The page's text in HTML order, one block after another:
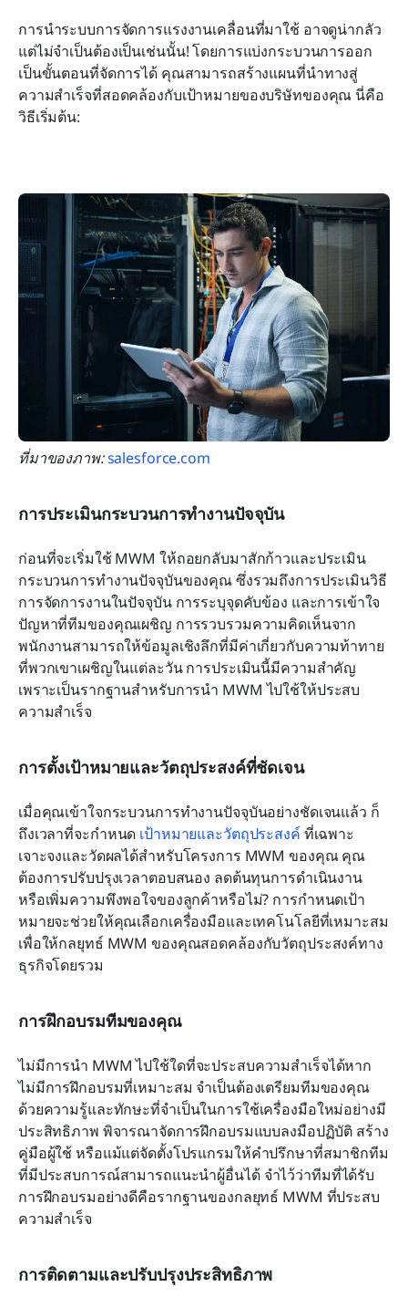
การนำระบบการจัดการแรงงานเคลื่อนที่มาใช้ อาจดูน่ากลัว
แต่ไม่จำเป็นต้องเป็นเช่นนั้น! โดยการแบ่งกระบวนการออก
เป็นขั้นตอนที่จัดการได้ คุณสามารถสร้างแผนที่นำทางสู่
ความสำเร็จที่สอดคล้องกับเป้าหมายของบริษัทของคุณ นี่คือ
วิธีเริ่มต้น:
ที่มาของภาพ: salesforce.com
การประเมินกระบวนการทำงานปัจจุบัน
ก่อนที่จะเริ่มใช้ MWM ให้ถอยกลับมาสักก้าวและประเมิน
กระบวนการทำงานปัจจุบันของคุณ ซึ่งรวมถึงการประเมินวิธี
การจัดการงานในปัจจุบัน การระบุจุดคับข้อง และการเข้าใจ
ปัญหาที่ทีมของคุณเผชิญ การรวบรวมความคิดเห็นจาก
พนักงานสามารถให้ข้อมูลเชิงลึกที่มีค่าเกี่ยวกับความท้าทาย
ที่พวกเขาเผชิญในแต่ละวัน การประเมินนี้มีความสำคัญ
เพราะเป็นรากฐานสำหรับการนำ MWM ไปใช้ให้ประสบ
ความสำเร็จ
การตั้งเป้าหมายและวัตถุประสงค์ที่ชัดเจน
เมื่อคุณเข้าใจกระบวนการทำงานปัจจุบันอย่างชัดเจนแล้ว ก็
ถึงเวลาที่จะกำหนด เป้าหมายและวัตถุประสงค์ ที่เฉพาะ
เจาะจงและวัดผลได้สำหรับโครงการ MWM ของคุณ คุณ
ต้องการปรับปรุงเวลาตอบสนอง ลดต้นทุนการดำเนินงาน
หรือเพิ่มความพึงพอใจของลูกค้าหรือไม่? การกำหนดเป้า
หมายจะช่วยให้คุณเลือกเครื่องมือและเทคโนโลยีที่เหมาะสม
เพื่อให้กลยุทธ์ MWM ของคุณสอดคล้องกับวัตถุประสงค์ทาง
ธุรกิจโดยรวม
การฝึกอบรมทีมของคุณ
ไม่มีการนำ MWM ไปใช้ใดที่จะประสบความสำเร็จได้หาก
ไม่มีการฝึกอบรมที่เหมาะสม จำเป็นต้องเตรียมทีมของคุณ
ด้วยความรู้และทักษะที่จำเป็นในการใช้เครื่องมือใหม่อย่างมี
ประสิทธิภาพ พิจารณาจัดการฝึกอบรมแบบลงมือปฏิบัติ สร้าง
คู่มือผู้ใช้ หรือแม้แต่จัดตั้งโปรแกรมให้คำปรึกษาที่สมาชิกทีม
ที่มีประสบการณ์สามารถแนะนำผู้อื่นได้ จำไว้ว่าทีมที่ได้รับ
การฝึกอบรมอย่างดีคือรากฐานของกลยุทธ์ MWM ที่ประสบ
ความสำเร็จ
การติดตามและปรับปรุงประสิทธิภาพ